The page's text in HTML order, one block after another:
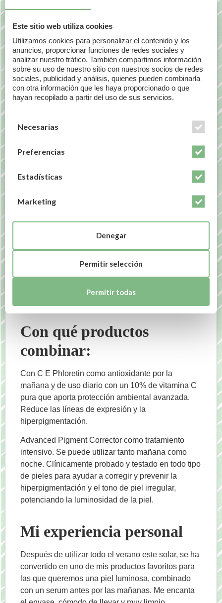
Para quién lo recomiendo:
Para todo tipo de pieles que quieren un
tratamiento para manchas en la cara, seca,
normal, grasa o mixta cuya preocupación sea
unificar el tono y prevenir o tratar
Tanto en rutinas completas (con varios productos)
Cómo es y cómo se
Aplique el producto protector solar a diario. Vuelva
a aplicar con frecuencia y generosamente para
mantener la protección, especialmente después de
Con qué productos
combinar:
Con C E Phloretin como antioxidante por la
mañana y de uso diario con un 10% de vitamina C
pura que aporta protección ambiental avanzada.
Reduce las líneas de expresión y la
hiperpigmentación.
Advanced Pigment Corrector como tratamiento
intensivo. Se puede utilizar tanto mañana como
noche. Clínicamente probado y testado en todo tipo
de pieles para ayudar a corregir y prevenir la
hiperpigmentación y el tono de piel irregular,
potenciando la luminosidad de la piel.
Mi experiencia personal
Después de utilizar todo el verano este solar, se ha
convertido en uno de mis productos favoritos para
las que queremos una piel luminosa, combinado
con un serum antes por las mañanas. Me encanta
Este sitio web utiliza cookies
Utilizamos cookies para personalizar el contenido y los
anuncios, proporcionar funciones de redes sociales y
analizar nuestro tráfico. También compartimos información
sobre su uso de nuestro sitio con nuestros socios de redes
sociales, publicidad y análisis, quienes pueden combinarla
con otra información que les haya proporcionado o que
hayan recopilado a partir del uso de sus servicios.
Necesarias
Preferencias
Estadísticas
Marketing
Denegar
Permitir selección
Permitir todas